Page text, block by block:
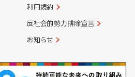
利用規約
反社会的勢力排除宣言
お知らせ